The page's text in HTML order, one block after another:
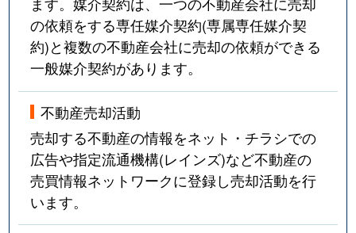
の依頼をする専任媒介契約(専属専任媒介契
約)と複数の不動産会社に売却の依頼ができる
一般媒介契約があります。
不動産売却活動
売却する不動産の情報をネット・チラシでの
広告や指定流通機構(レインズ)など不動産の
売買情報ネットワークに登録し売却活動を行
います。